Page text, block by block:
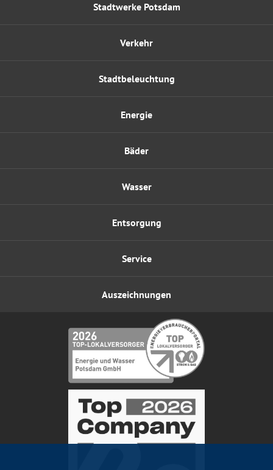
Stadtwerke Potsdam
Energie
Wasser
Verkehr
Bäder
Entsorgung
Stadtbeleuchtung
Service
Auszeichnungen